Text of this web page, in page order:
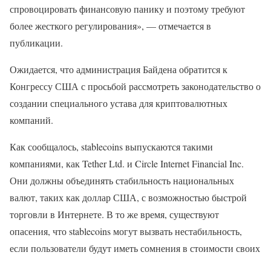
спровоцировать финансовую панику и поэтому требуют
более жесткого регулирования», — отмечается в
публикации.
Ожидается, что администрация Байдена обратится к
Конгрессу США с просьбой рассмотреть законодательство о
создании специального устава для криптовалютных
компаний.
Как сообщалось, stablecoins выпускаются такими
компаниями, как Tether Ltd. и Circle Internet Financial Inc.
Они должны объединять стабильность национальных
валют, таких как доллар США, с возможностью быстрой
торговли в Интернете. В то же время, существуют
опасения, что stablecoins могут вызвать нестабильность,
если пользователи будут иметь сомнения в стоимости своих